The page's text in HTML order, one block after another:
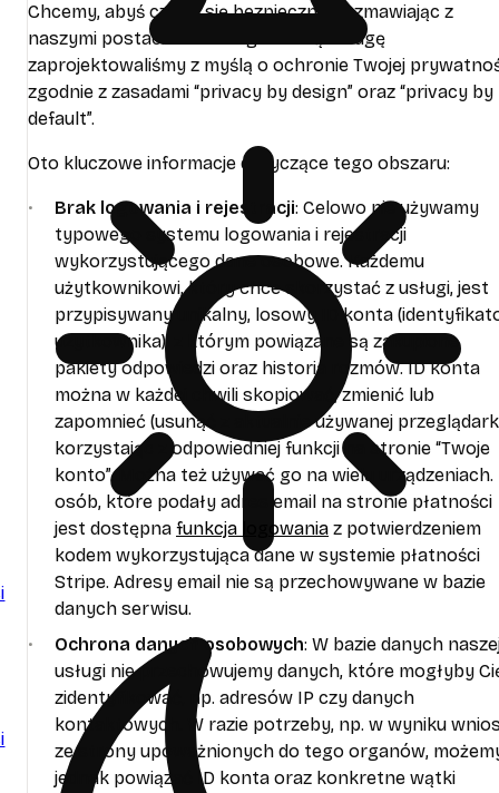
Chcemy, abyś czuł/a się bezpiecznie rozmawiając z
naszymi postaciami. Dlatego naszą usługę
zaprojektowaliśmy z myślą o ochronie Twojej
zgodnie z zasadami “privacy by design” oraz “privacy by
default”.
Oto kluczowe informacje dotyczące tego obszaru:
Brak logowania i rejestracji: Celowo nie używamy
typowego systemu logowania i rejestracji
wykorzystującego dane osobowe. Każdemu
użytkownikowi, który chce skorzystać z usługi, jest
przypisywany unikalny, losowy ID konta
użytkownika), z którym powiązane są zakupione
pakiety odpowiedzi oraz historia rozmów. ID konta
można w każdej chwili skopiować, zmienić lub
zapomnieć (usunąć z aktualnie używanej
korzystając z odpowiedniej funkcji na stronie “Twoje
konto”. Można też używać go na wielu urządzeniach.
osób, które podały adres email na stronie płatności
jest dostępna funkcja logowania z potwierdzeniem
kodem wykorzystująca dane w systemie płatności
Stripe. Adresy email nie są przechowywane w bazie
danych serwisu.
Ochrona danych osobowych: W bazie danych
usługi nie przechowujemy danych, które mogłyby
zidentyfikować, np. adresów IP czy danych
kontaktowych. W razie potrzeby, np. w wyniku
ze strony upoważnionych do tego organów,
jednak powiązać ID konta oraz konkretne wątki